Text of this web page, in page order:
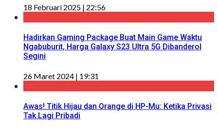
18 Februari 2025 | 22:56
Hadirkan Gaming Package Buat Main Game Waktu
Ngabuburit, Harga Galaxy S23 Ultra 5G Dibanderol
Segini
26 Maret 2024 | 19:31
Awas! Titik Hijau dan Orange di HP-Mu: Ketika Privasi
Tak Lagi Pribadi